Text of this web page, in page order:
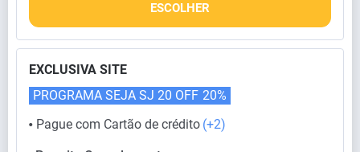
ESCOLHER
EXCLUSIVA SITE
⬤ Pague com Cartão de crédito (+2)
PROGRAMA SEJA SJ 20 OFF 20%